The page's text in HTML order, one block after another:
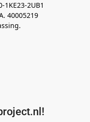
2UB1
40005219